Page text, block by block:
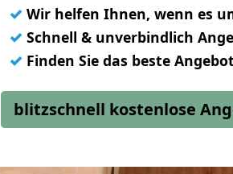
✓ Wir helfen Ihnen, wenn es
✓ Schnell & unverbindlich
✓ Finden Sie das beste
blitzschnell kostenlose